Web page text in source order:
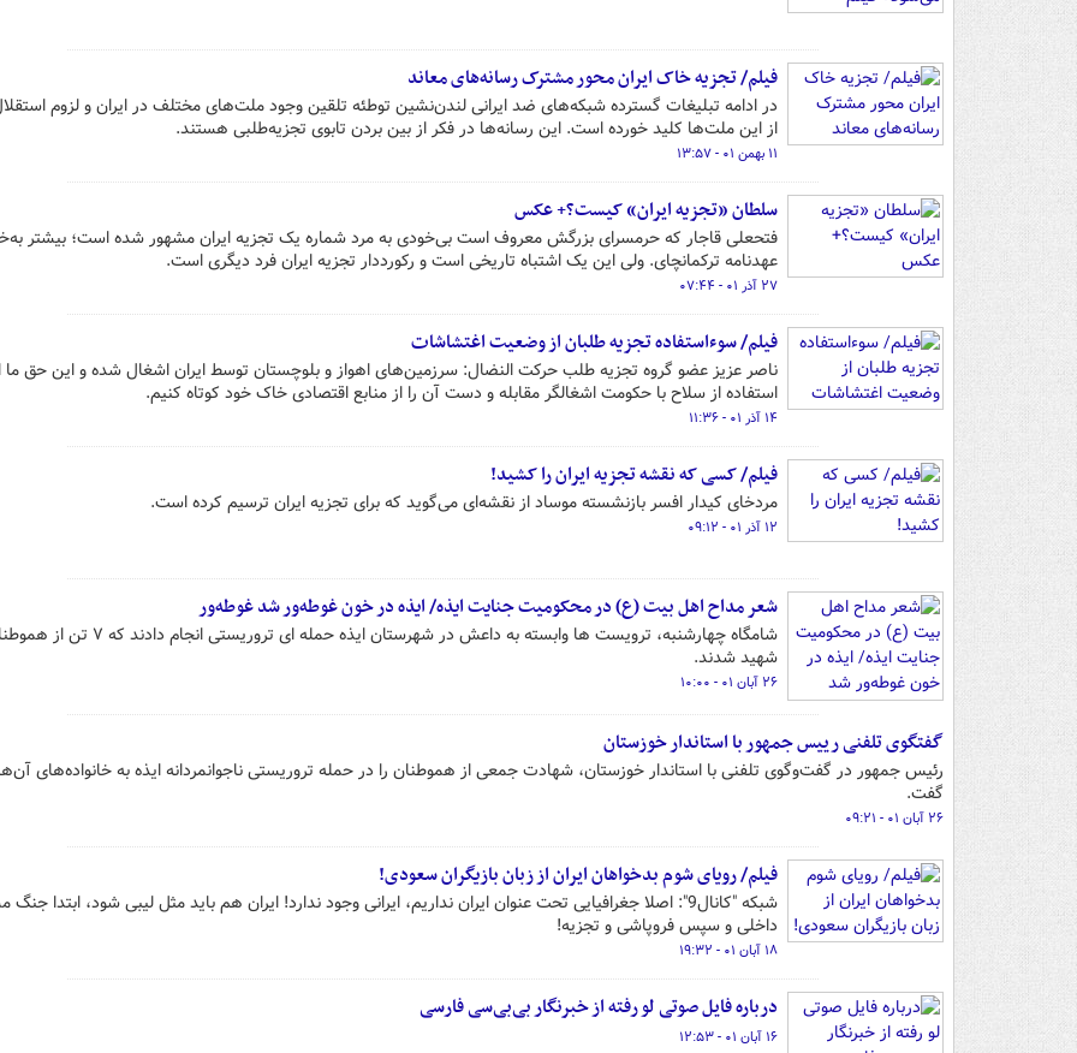
فیلم/ تجزیه خاک ایران محور مشترک رسانه‌های معاند
در ادامه تبلیغات گسترده شبکه‌های ضد ایرانی لندن‌نشین توطئه تلقین وجود ملت‌های مختلف در ایران و لزوم
از این ملت‌ها کلید خورده است. این رسانه‌ها در فکر از بین بردن تابوی تجزیه‌طلبی هستند.
۱۱ بهمن ۰۱ - ۱۳:۵۷
سلطان «تجزیه ایران» کیست؟+ عکس
فتحعلی قاجار که حرمسرای بزرگش معروف است بی‌خودی به مرد شماره یک تجزیه ایران مشهور شده است؛ بیشتر
عهدنامه ترکمانچای. ولی این یک اشتباه تاریخی است و رکورددار تجزیه ایران فرد دیگری است.
۲۷ آذر ۰۱ - ۰۷:۴۴
فیلم/ سوءاستفاده تجزیه طلبان از وضعیت اغتشاشات
ناصر عزیز عضو گروه تجزیه طلب حرکت النضال: سرزمین‌های اهواز و بلوچستان توسط ایران اشغال شده و این حق ما
استفاده از سلاح با حکومت اشغالگر مقابله و دست آن را از منابع اقتصادی خاک خود کوتاه کنیم.
۱۴ آذر ۰۱ - ۱۱:۳۶
فیلم/ کسی که نقشه تجزیه ایران را کشید!
مردخای کیدار افسر بازنشسته موساد از نقشه‌ای می‌گوید که برای تجزیه ایران ترسیم کرده است.
۱۲ آذر ۰۱ - ۰۹:۱۲
شعر مداح اهل بیت (ع) در محکومیت جنایت ایذه/ ایذه در خون غوطه‌ور شد غوطه‌ور
شامگاه چهارشنبه، ترویست ها وابسته به داعش در شهرستان ایذه حمله ای
شهید شدند.
۲۶ آبان ۰۱ - ۱۰:۰۰
گفتگوی تلفنی رییس جمهور با استاندار خوزستان
رئیس جمهور در گفت‌وگوی تلفنی با استاندار خوزستان، شهادت جمعی از هموطنان را در حمله تروریستی ناجوانمردانه ایذه به خانواده‌های
گفت.
۲۶ آبان ۰۱ - ۰۹:۲۱
فیلم/ رویای شوم بدخواهان ایران از زبان بازیگران سعودی!
شبکه "کانال9": اصلا جغرافیایی تحت عنوان ایران نداریم، ایرانی وجود ندارد! ایران هم باید مثل لیبی شود، ابتدا
داخلی و سپس فروپاشی و تجزیه!
۱۸ آبان ۰۱ - ۱۹:۳۲
درباره فایل صوتی لو رفته از خبرنگار بی‌بی‌سی فارسی
۱۶ آبان ۰۱ - ۱۲:۵۳